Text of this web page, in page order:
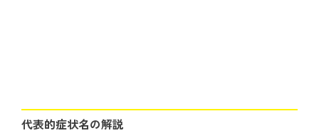
代表的症状名の解説